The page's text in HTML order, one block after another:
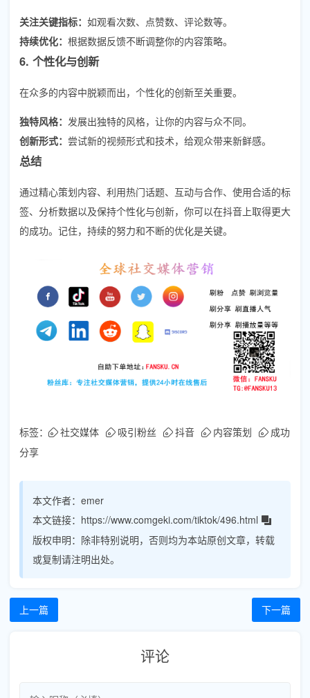
关注关键指标： 如观看次数、点赞数、评论数等。
持续优化： 根据数据反馈不断调整你的内容策略。
6. 个性化与创新
在众多的内容中脱颖而出，个性化的创新至关重要。
独特风格： 发展出独特的风格，让你的内容与众不同。
创新形式： 尝试新的视频形式和技术，给观众带来新鲜感。
总结
通过精心策划内容、利用热门话题、互动与合作、使用合适的标
签、分析数据以及保持个性化与创新，你可以在抖音上取得更大
的成功。记住，持续的努力和不断的优化是关键。
标签： 社交媒体 吸引粉丝 抖音 内容策划
成功
分享
本文作者： emer
本文链接： https://www.comgeki.com/tiktok/496.html
版权申明： 除非特别说明，否则均为本站原创文章，转载
或复制请注明出处。
上一篇 下一篇
评论